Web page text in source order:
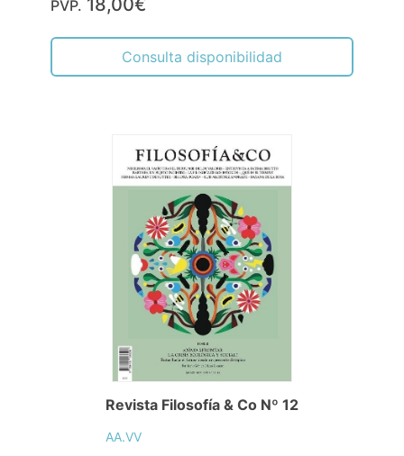
PVP. 18,00€
Consulta disponibilidad
Revista Filosofía & Co Nº 12
AA.VV